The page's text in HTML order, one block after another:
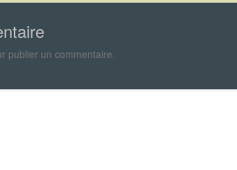
publier un commentaire.